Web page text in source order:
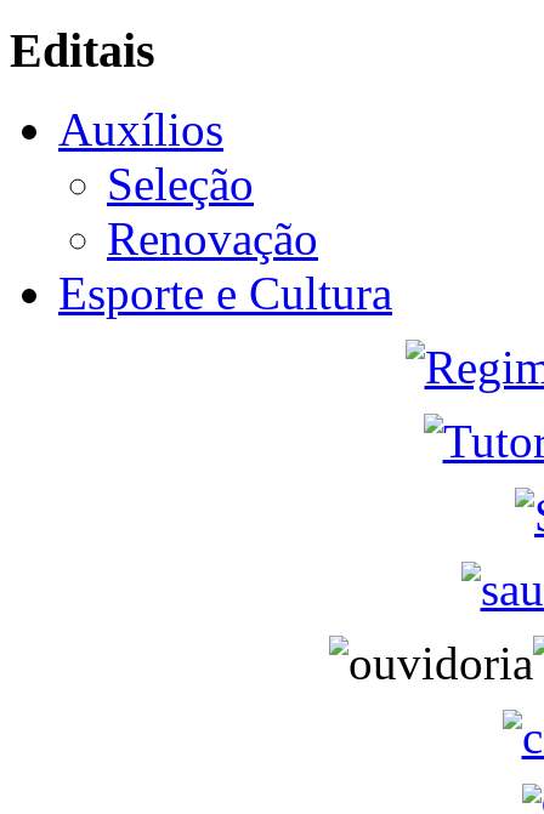
Editais
Auxílios
Seleção
Renovação
Esporte e Cultura